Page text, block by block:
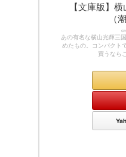
【文庫版】
（
あの有名な横山光輝三
めたもの。コンパクト
買うなら